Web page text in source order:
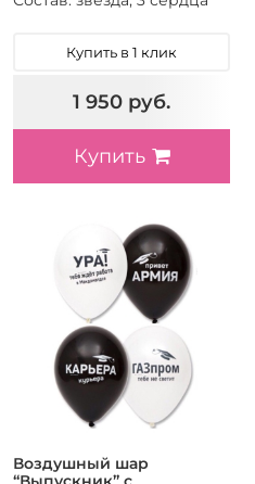
Купить в 1 клик
1 950 руб.
Купить
Воздушный шар